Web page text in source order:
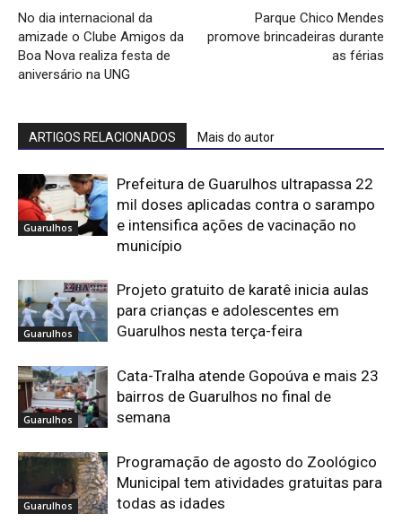
No dia internacional da
amizade o Clube Amigos da
Boa Nova realiza festa de
aniversário na UNG
Parque Chico Mendes
promove brincadeiras durante
as férias
ARTIGOS RELACIONADOS Mais do autor
Guarulhos
Prefeitura de Guarulhos ultrapassa 22
mil doses aplicadas contra o sarampo
e intensifica ações de vacinação no
município
Guarulhos
Projeto gratuito de karatê inicia aulas
para crianças e adolescentes em
Guarulhos nesta terça-feira
Guarulhos
Cata-Tralha atende Gopoúva e mais 23
bairros de Guarulhos no final de
semana
Guarulhos
Programação de agosto do Zoológico
Municipal tem atividades gratuitas para
todas as idades